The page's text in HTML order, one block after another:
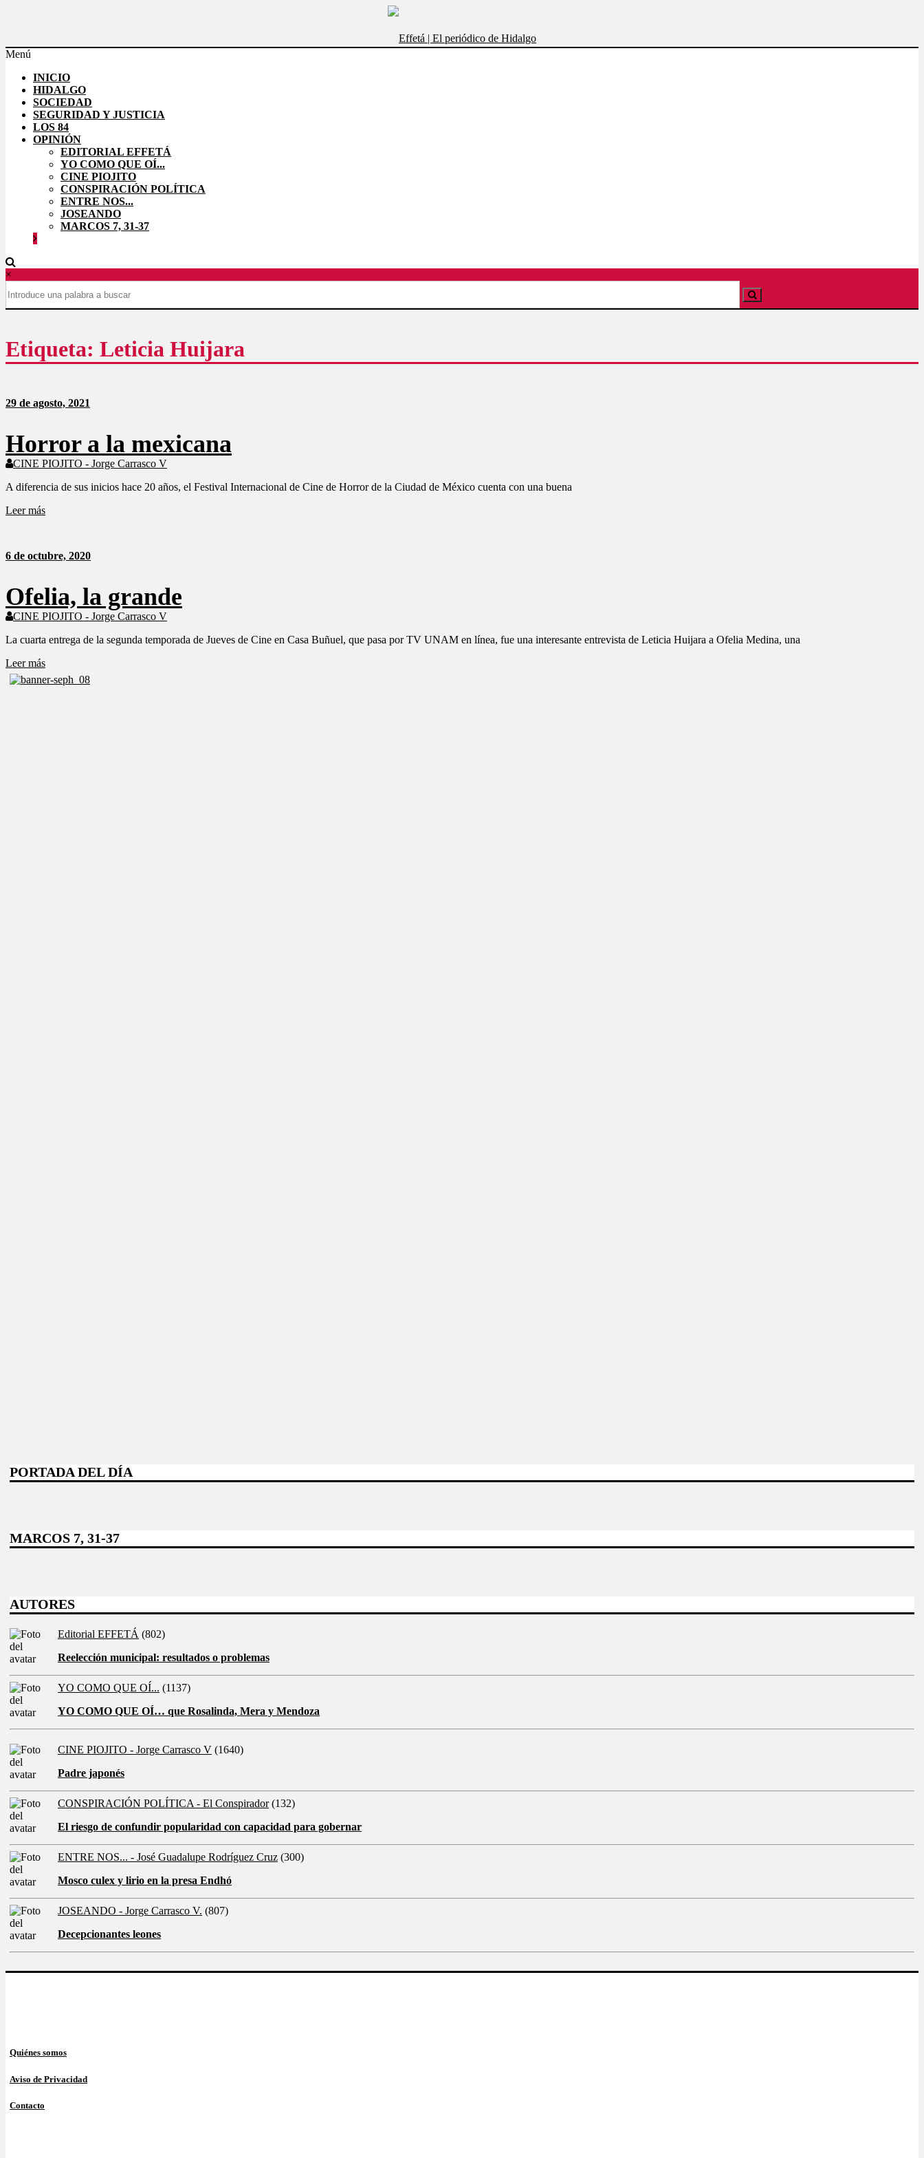
periódico
Hidalgo
importantes
estado,
y
al
así
como
serio
y
las
mismas.
Menú
INICIO
HIDALGO
SOCIEDAD
SEGURIDAD Y JUSTICIA
LOS 84
OPINIÓN
EDITORIAL EFFETÁ
YO COMO QUE OÍ...
CINE PIOJITO
CONSPIRACIÓN POLÍTICA
ENTRE NOS...
JOSEANDO
MARCOS 7, 31-37
×
Etiqueta: Leticia Huijara
29 de agosto, 2021
Horror a la mexicana
CINE PIOJITO - Jorge Carrasco V
A diferencia de sus inicios hace 20 años, el Festival Internacional de Cine de Horror de la Ciudad de México cuenta con una buena
Leer más
6 de octubre, 2020
Ofelia, la grande
CINE PIOJITO - Jorge Carrasco V
La cuarta entrega de la segunda temporada de Jueves de Cine en Casa Buñuel, que pasa por TV UNAM en línea, fue una interesante entrevista de Leticia Huijara a Ofelia Medina, una
Leer más
PORTADA DEL DÍA
MARCOS 7, 31-37
AUTORES
Editorial EFFETÁ (802)
Reelección municipal: resultados o problemas
YO COMO QUE OÍ... (1137)
YO COMO QUE OÍ… que Rosalinda, Mera y Mendoza
CINE PIOJITO - Jorge Carrasco V (1640)
Padre japonés
CONSPIRACIÓN POLÍTICA - El Conspirador(132)
El riesgo de confundir popularidad con capacidad para gobernar
ENTRE NOS... - José Guadalupe Rodríguez Cruz (300)
Mosco culex y lirio en la presa Endhó
JOSEANDO - Jorge Carrasco V. (807)
Decepcionantes leones
Quiénes somos
Aviso de Privacidad
Contacto